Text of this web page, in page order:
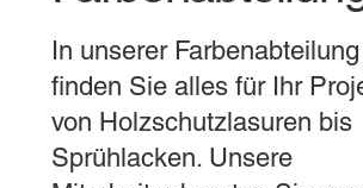
In unserer Farbenabteilung
finden Sie alles für Ihr
von Holzschutzlasuren bis
Sprühlacken. Unsere